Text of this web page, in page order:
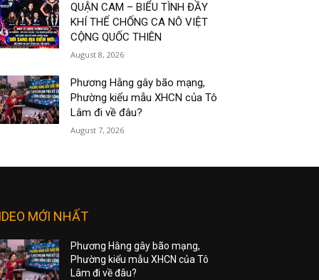
QUẬN CAM – BIỂU TÌNH ĐẦY
KHÍ THẾ CHỐNG CA NÔ VIỆT
CỘNG QUỐC THIÊN
August 8, 2026
Phương Hằng gây bão mạng,
Phường kiểu mẫu XHCN của Tô
Lâm đi về đâu?
August 7, 2026
MỚI NHẤT
Phương Hằng gây bão mạng,
Phường kiểu mẫu XHCN của Tô
Lâm đi về đâu?